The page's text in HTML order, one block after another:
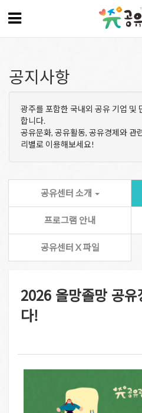
공지사항
광주를 포함한 국내외 공유 기업 및
합니다.
공유문화, 공유활동, 공유경제와 관
리별로 이용해보세요!
공유센터 소개
프로그램 안내
공유센터 X 파일
2026 올망졸망 공유
다!